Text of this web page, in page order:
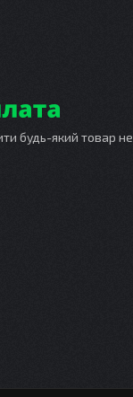
будь-який товар не